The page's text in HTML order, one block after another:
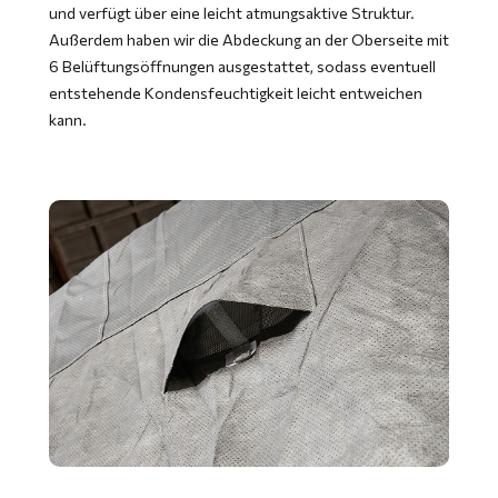
und verfügt über eine leicht atmungsaktive Struktur.
Außerdem haben wir die Abdeckung an der Oberseite mit
6 Belüftungsöffnungen ausgestattet, sodass eventuell
entstehende Kondensfeuchtigkeit leicht entweichen
kann.